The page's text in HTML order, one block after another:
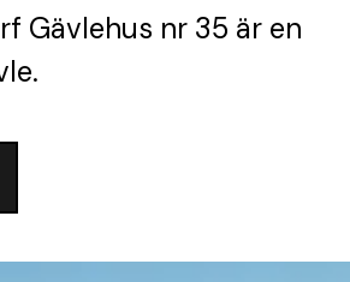
Gävlehus nr 35 är en